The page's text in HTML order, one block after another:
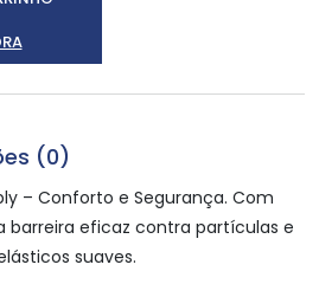
(0)
– Conforto e Segurança. Com
barreira eficaz contra partículas e
suaves.